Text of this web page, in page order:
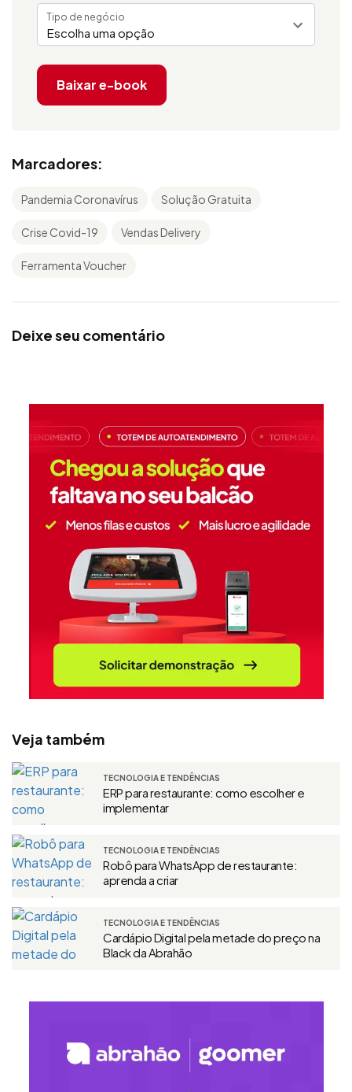
Escolha uma opção
Tipo de negócio
Baixar e-book
Marcadores:
Pandemia Coronavírus Solução Gratuita
Crise Covid-19 Vendas Delivery
Ferramenta Voucher
Deixe seu comentário
Veja também
TECNOLOGIA E TENDÊNCIAS
ERP para restaurante: como escolher e
implementar
TECNOLOGIA E TENDÊNCIAS
Robô para WhatsApp de restaurante:
aprenda a criar
TECNOLOGIA E TENDÊNCIAS
Cardápio Digital pela metade do preço na
Black da Abrahão